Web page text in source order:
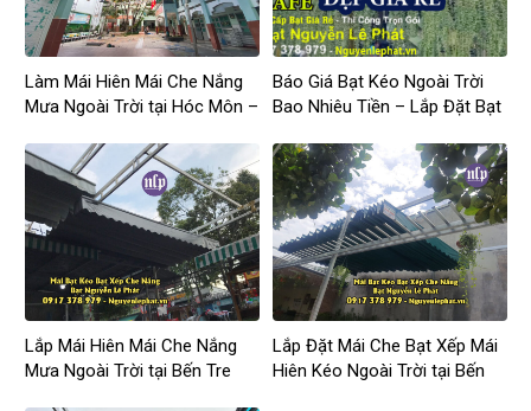
Làm Mái Hiên Mái Che Nắng
Mưa Ngoài Trời tại Hóc Môn –
Báo Giá Bạt Kéo Ngoài Trời
Bao Nhiêu Tiền – Lắp Đặt Bạt
Lắp Mái Hiên Mái Che Nắng
Mưa Ngoài Trời tại Bến Tre
Lắp Đặt Mái Che Bạt Xếp Mái
Hiên Kéo Ngoài Trời tại Bến